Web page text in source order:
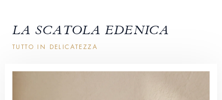
LA SCATOLA EDENICA
TUTTO IN DELICATEZZA